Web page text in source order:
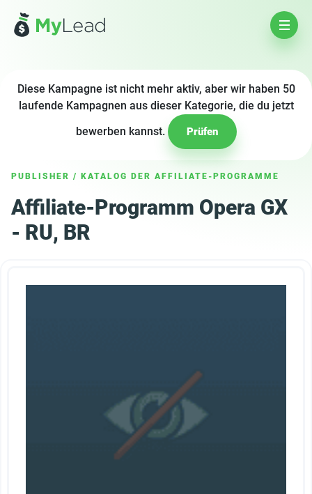
Diese Kampagne ist nicht mehr aktiv, aber wir haben 50
laufende Kampagnen aus dieser Kategorie, die du jetzt
bewerben kannst.
Prüfen
PUBLISHER / KATALOG DER AFFILIATE-PROGRAMME
Affiliate-Programm Opera GX
- RU, BR